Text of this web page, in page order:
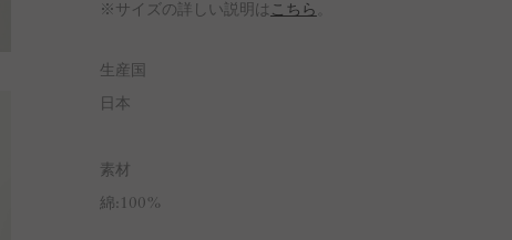
※サイズの詳しい説明は こちら
生産国
日本
素材
綿:100%